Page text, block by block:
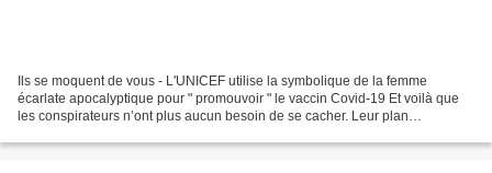
Ils se moquent de vous - L'UNICEF utilise la symbolique de la femme
écarlate apocalyptique pour " promouvoir " le vaccin Covid-19 Et voilà que
les conspirateurs n’ont plus aucun besoin de se cacher. Leur plan